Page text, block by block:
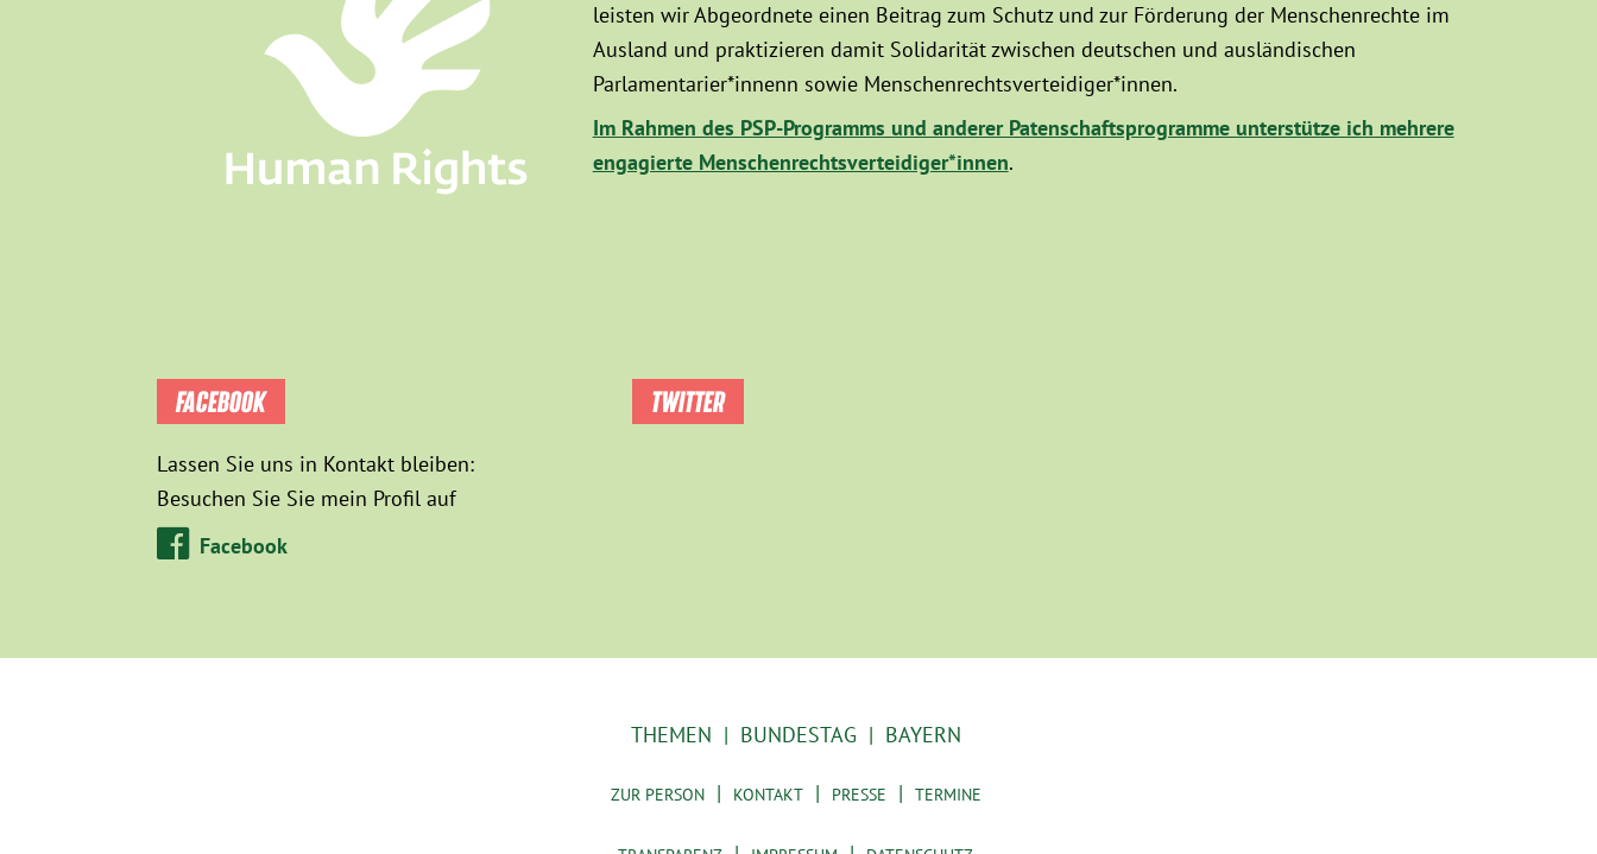
leisten wir Abgeordnete einen Beitrag zum Schutz und zur Förderung der Menschenrechte im
Ausland und praktizieren damit Solidarität zwischen deutschen und ausländischen
Parlamentarier*innenn sowie Menschenrechtsverteidiger*innen.
Im Rahmen des PSP-Programms und anderer Patenschaftsprogramme unterstütze ich mehrere
engagierte Menschenrechtsverteidiger*innen.
FACEBOOK
Lassen Sie uns in Kontakt bleiben:
Besuchen Sie Sie mein Profil auf
Facebook
TWITTER
THEMEN BUNDESTAG BAYERN
ZUR PERSON KONTAKT PRESSE TERMINE